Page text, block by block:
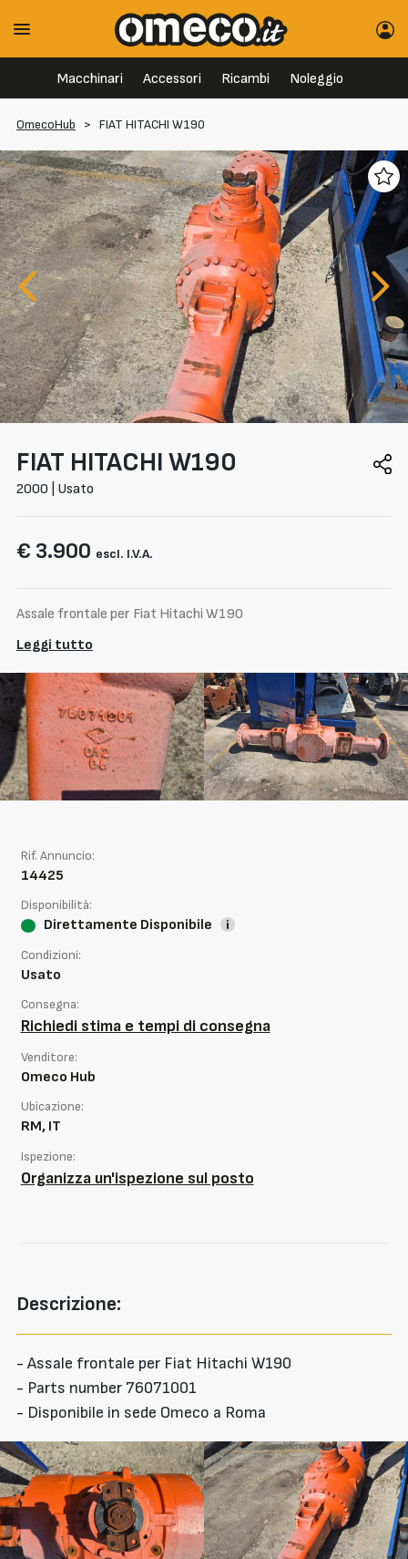
Macchinari Accessori Ricambi Noleggio
OmecoHub > FIAT HITACHI W190
Descrizione:
- Assale frontale per Fiat Hitachi W190
- Parts number 76071001
- Disponibile in sede Omeco a Roma
FIAT HITACHI W190
2000 | Usato
€ 3.900 escl. I.V.A.
Assale frontale per Fiat Hitachi W190
Leggi tutto
Rif. Annuncio:
14425
Disponibilità:
Direttamente Disponibile
Condizioni:
Usato
Consegna:
Richiedi stima e tempi di consegna
Venditore:
Omeco Hub
Ubicazione:
RM, IT
Ispezione:
Organizza un'ispezione sul posto